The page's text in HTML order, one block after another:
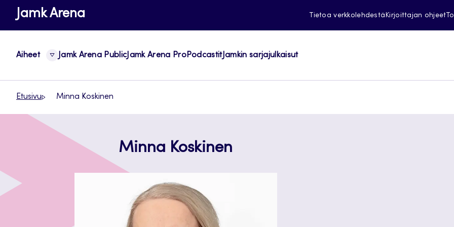
SiirryJamk Arena Tietoa verkkolehdestäKirjoittajan ohjeet
Aiheet Jamk Arena PublicJamk Arena ProPodcastitJamkin sarjajulkaisut
Etusivu Minna Koskinen
Minna Koskinen